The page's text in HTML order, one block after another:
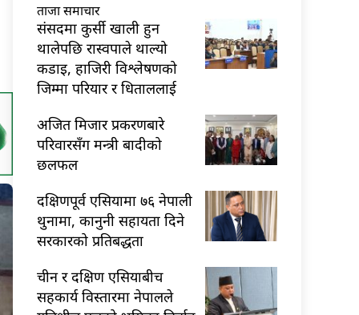
ताजा समाचार
संसदमा कुर्सी खाली हुन
थालेपछि रास्वपाले थाल्यो
कडाइ, हाजिरी विश्लेषणको
जिम्मा परियार र धिताललाई
अजित मिजार प्रकरणबारे
परिवारसँग मन्त्री बादीको
छलफल
दक्षिणपूर्व एसियामा ७६ नेपाली
थुनामा, कानुनी सहायता दिने
सरकारको प्रतिबद्धता
चीन र दक्षिण एसियाबीच
सहकार्य विस्तारमा नेपालले